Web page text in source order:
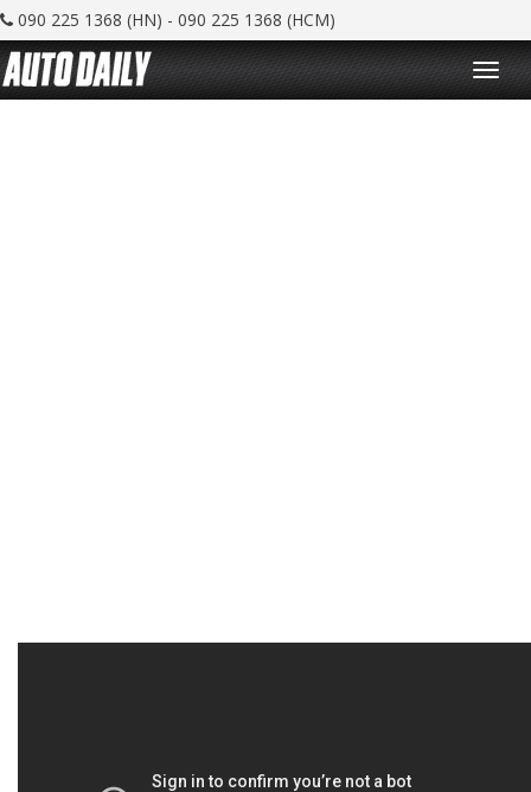
090 225 1368 (HN) - 090 225 1368 (HCM)
T
o
g